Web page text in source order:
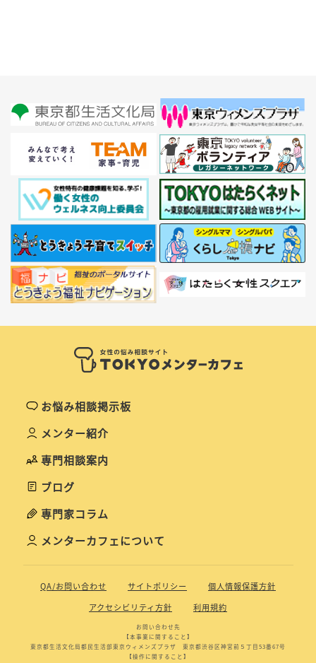
お悩み相談掲示板
メンター紹介
専門相談案内
ブログ
専門家コラム
メンターカフェについて
QA/お問い合わせ サイトポリシー
個人情報保護方針
アクセシビリティ方針
利用規約
お問い合わせ先
【本事業に関すること】
東京都生活文化局都民生活部東京ウィメンズプラザ 東京都渋谷区神宮前５丁目53番67号
【操作に関すること】